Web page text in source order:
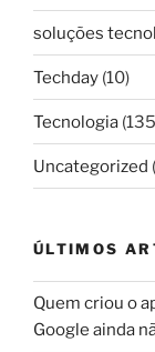
soluções
Techday (10)
Tecnologia
Uncategorized
ÚLTIMOS
Quem criou o
Google ainda